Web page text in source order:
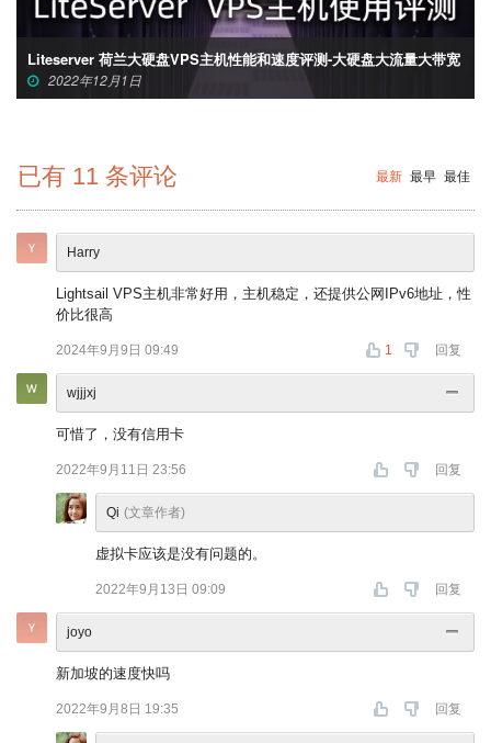
Liteserver 荷兰大硬盘VPS主机性能和速度评测-大硬盘大流量大带宽
2022年12月1日
已有 11 条评论 最新 最早 最佳
Harry
Lightsail VPS主机非常好用，主机稳定，还提供公网IPv6地址，性
价比很高
2024年9月9日 09:49 1 回复
wjjjxj
可惜了，没有信用卡
2022年9月11日 23:56 回复
Qi (文章作者)
虚拟卡应该是没有问题的。
2022年9月13日 09:09 回复
joyo
新加坡的速度快吗
2022年9月8日 19:35 回复